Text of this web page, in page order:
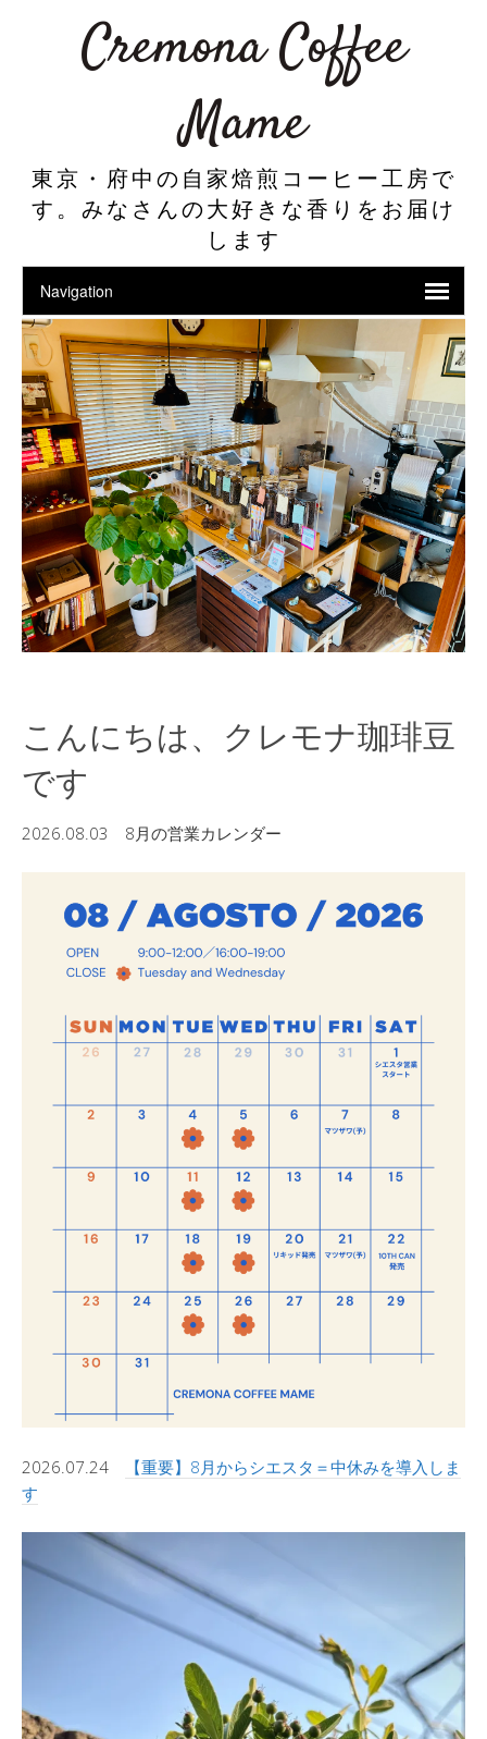
Cremona Coffee
Mame
東京・府中の自家焙煎コーヒー工房で
す。みなさんの大好きな香りをお届け
します
こんにちは、クレモナ珈琲豆
です
2026.08.03 8月の営業カレンダー
2026.07.24
【重要】8月からシエスタ＝中休みを導入しま
す